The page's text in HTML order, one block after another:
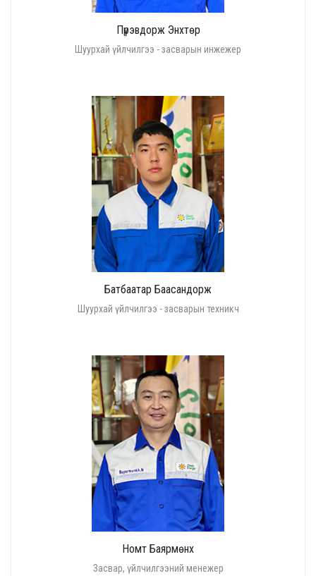
Пүрэвдорж Энхтөр
Шуурхай үйлчилгээ - засварын инжежер
Батбаатар Баасандорж
Шуурхай үйлчилгээ - засварын техникч
Номт Баярмөнх
Засвар, үйлчилгээний менежер